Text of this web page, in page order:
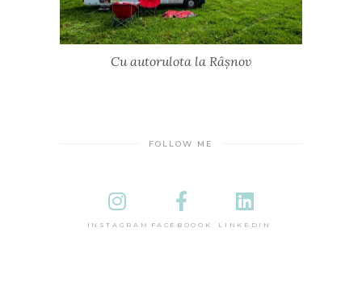
Cu autorulota la Râșnov
FOLLOW ME
INSTAGRAM FACEBOOOK LINKEDIN